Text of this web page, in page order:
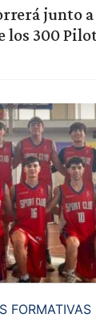
junto
los 300